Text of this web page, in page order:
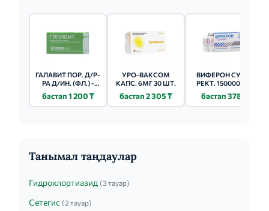
ГАЛАВИТ ПОР. Д/Р-
РА Д/ИН. (ФЛ.) -
бастап 1 200 ₸
УРО-ВАКСОМ
КАПС. 6МГ 30 ШТ.
бастап 2 305 ₸
ВИФЕРОН СУПП.
РЕКТ. 150000 МЕ
бастап 378 ₸
Танымал таңдаулар
Гидрохлортиазид (3 тауар)
Сетегис (2 тауар)